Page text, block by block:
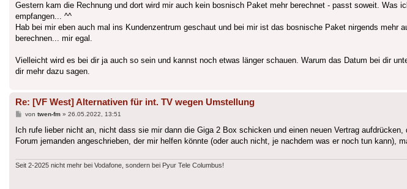
Gestern kam die Rechnung und dort wird mir auch kein bosnisch Paket mehr berechnet - passt soweit. Was
empfangen... ^^
Hab bei mir eben auch mal ins Kundenzentrum geschaut und bei mir ist das bosnische Paket nirgends mehr
berechnen... mir egal.
Vielleicht wird es bei dir ja auch so sein und kannst noch etwas länger schauen. Warum das Datum bei dir
dir mehr dazu sagen.
Re: [VF West] Alternativen für int. TV wegen Umstellung
Beitrag
von twen-fm» 26.05.2022, 13:51
Ich rufe lieber nicht an, nicht dass sie mir dann die Giga 2 Box schicken und einen neuen Vertrag
Forum jemanden angeschrieben, der mir helfen könnte (oder auch nicht, je nachdem was er noch tun kann),
Seit 2-2025 nicht mehr bei Vodafone, sondern bei Pyur Tele Columbus!